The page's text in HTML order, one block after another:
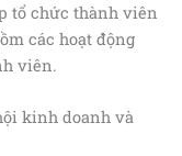
tổ chức thành viên
các hoạt động
viên.
kinh doanh và